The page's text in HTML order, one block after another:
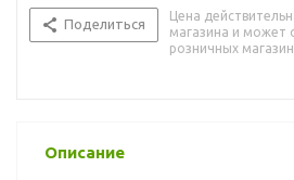
Поделиться
Цена
магазина и может
розничных
Описание